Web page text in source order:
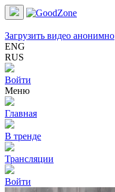
Загрузить видео анонимно
ENG
RUS
Войти
Меню
Главная
В тренде
Трансляции
Войти